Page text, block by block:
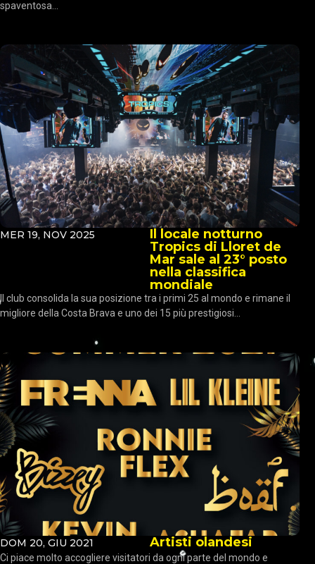
spaventosa...
MER 19, NOV 2025
Il locale notturno
Tropics di Lloret de
Mar sale al 23° posto
nella classifica
mondiale
Il club consolida la sua posizione tra i primi 25 al mondo e rimane il
migliore della Costa Brava e uno dei 15 più prestigiosi...
DOM 20, GIU 2021 Artisti olandesi
Ci piace molto accogliere visitatori da ogni parte del mondo e